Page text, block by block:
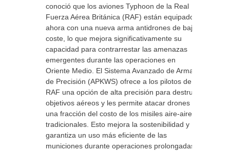
conoció que los aviones Typhoon de la Real
Fuerza Aérea Británica (RAF) están equipados
ahora con una nueva arma antidrones de bajo
coste, lo que mejora significativamente su
capacidad para contrarrestar las amenazas
emergentes durante las operaciones en
Oriente Medio. El Sistema Avanzado de Armas
de Precisión (APKWS) ofrece a los pilotos de la
RAF una opción de alta precisión para destruir
objetivos aéreos y les permite atacar drones a
una fracción del costo de los misiles aire-aire
tradicionales. Esto mejora la sostenibilidad y
garantiza un uso más eficiente de las
municiones durante operaciones prolongadas.